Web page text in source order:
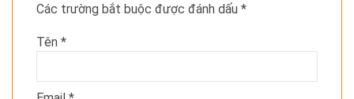
Các trường bắt buộc được đánh dấu *
Tên *